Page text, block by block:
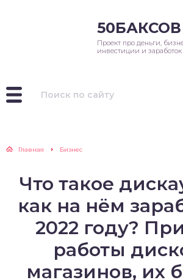
50БАКСОВ
Проект про деньги,
инвестиции и заработок
Главная Бизнес
Что такое
как на нём
2022 году?
работы
магазинов, их